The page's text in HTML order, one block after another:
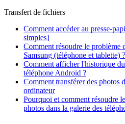
Transfert de fichiers
Comment accéder au presse-
simples]
Comment résoudre le problème
Samsung (téléphone et tablette) ?
Comment afficher l'historique
téléphone Android ?
Comment transférer des photos
ordinateur
Pourquoi et comment résoudre
photos dans la galerie des